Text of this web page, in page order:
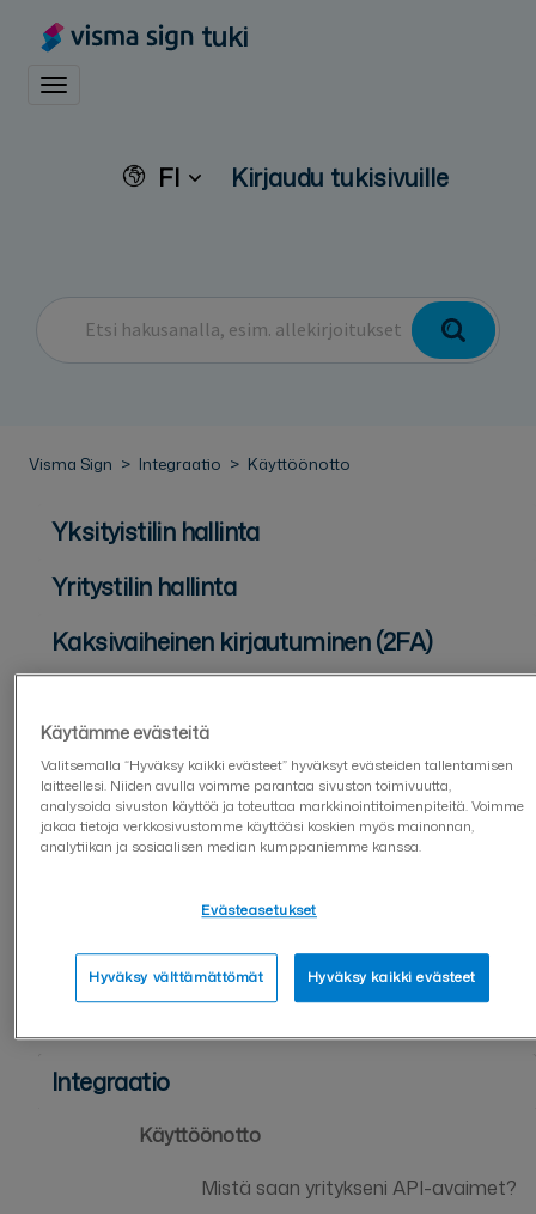
tuki
Toggle navigation
FI Kirjaudu tukisivuille
Visma Sign Integraatio Käyttöönotto
Yksityistilin hallinta
Yritystilin hallinta
Kaksivaiheinen kirjautuminen (2FA)
Asiakirjan lähettäjälle
Asiakirjan allekirjoittajalle
Asiakirjojen hallinta
Sopimuspohjat
Lomaketyökalu
Integraatio
Käyttöönotto
Mistä saan yritykseni API-avaimet?
Käytämme evästeitä
Valitsemalla “Hyväksy kaikki evästeet” hyväksyt evästeiden tallentamisen
laitteellesi. Niiden avulla voimme parantaa sivuston toimivuutta,
analysoida sivuston käyttöä ja toteuttaa markkinointitoimenpiteitä. Voimme
jakaa tietoja verkkosivustomme käyttöäsi koskien myös mainonnan,
analytiikan ja sosiaalisen median kumppaniemme kanssa.
Evästeasetukset
Hyväksy välttämättömät Hyväksy kaikki evästeet